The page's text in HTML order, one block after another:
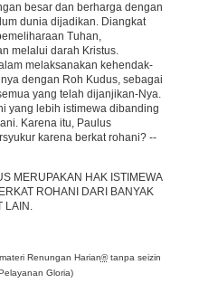
besar dan berharga dengan
dunia dijadikan. Diangkat
Tuhan,
melalui darah Kristus.
melaksanakan kehendak-
dengan Roh Kudus, sebagai
yang telah dijanjikan-Nya.
yang lebih istimewa dibanding
Karena itu, Paulus
karena berkat rohani? --
MERUPAKAN HAK ISTIMEWA
ROHANI DARI BANYAK
LAIN.
Renungan Harian®tanpa seizin
Gloria)